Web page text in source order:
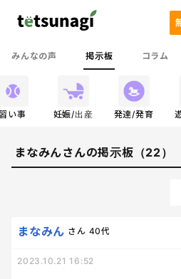
みんなの声 掲示板 コラム
い事 妊娠/出産 発達/発育
まなみんさんの掲示板（22）
まなみん さん 40代
2023.10.21 16:52